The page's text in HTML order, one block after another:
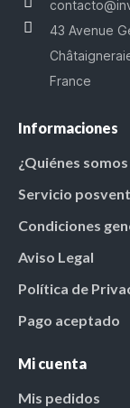
43 Avenue
France
Informaciones
¿Quiénes somos
Servicio
Condiciones
Aviso Legal
Política de
Pago aceptado
Mi cuenta
Mis pedidos